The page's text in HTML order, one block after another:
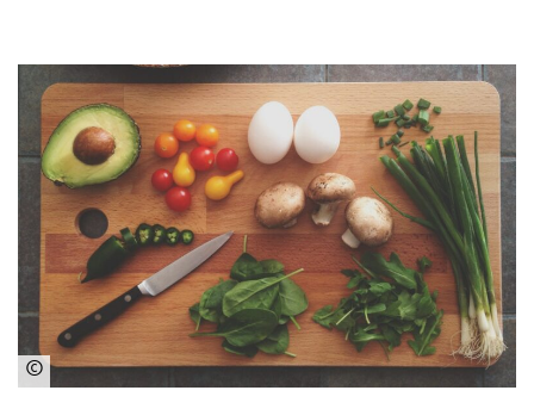
©
www.unsplash.com